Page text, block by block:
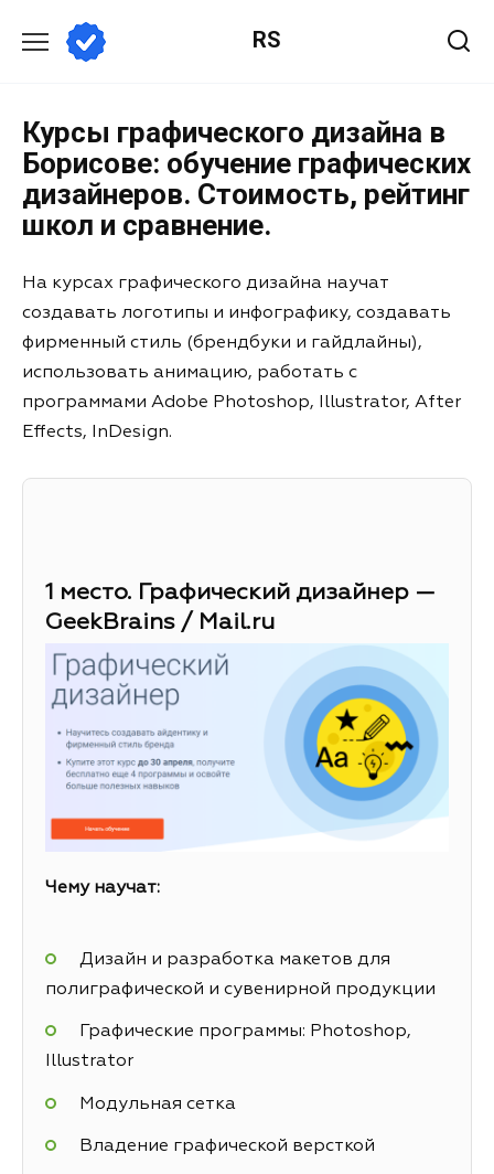
RS
Курсы графического дизайна в
Борисове: обучение графических
дизайнеров. Стоимость, рейтинг
школ и сравнение.
На курсах графического дизайна научат
создавать логотипы и инфографику, создавать
фирменный стиль (брендбуки и гайдлайны),
использовать анимацию, работать с
программами Adobe Photoshop, Illustrator, After
Effects, InDesign.
1 место. Графический дизайнер —
GeekBrains / Mail.ru
Чему научат:
Дизайн и разработка макетов для
полиграфической и сувенирной продукции
Графические программы: Photoshop,
Illustrator
Модульная сетка
Владение графической версткой